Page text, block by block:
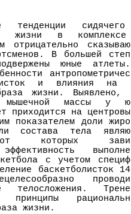
жизни в
отрицательно
В большей
юные
и влияния на
жизни. Выявлено,
мышечной массы у
приходится на
показателем доли
состава тела
от которых
с учетом
баскетболисток
принципы
жизни.